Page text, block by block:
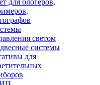
для блогеров,
светом
системы
для